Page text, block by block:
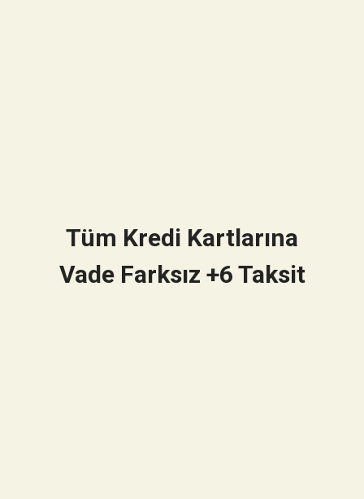
Tüm Kredi Kartlarına
Vade Farksız +6 Taksit